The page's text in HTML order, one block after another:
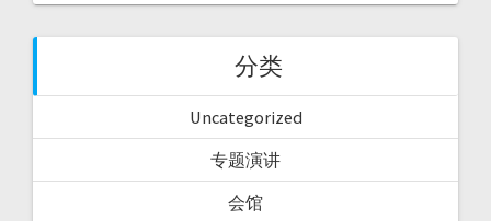
分类
Uncategorized
专题演讲
会馆